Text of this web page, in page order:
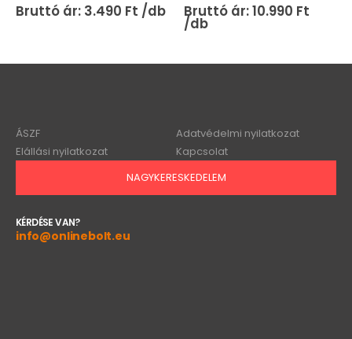
3.490 Ft 10.990 Ft
ÁSZF
Adatvédelmi nyilatkozat
Elállási nyilatkozat
Kapcsolat
NAGYKERESKEDELEM
KÉRDÉSE VAN?
info@onlinebolt.eu